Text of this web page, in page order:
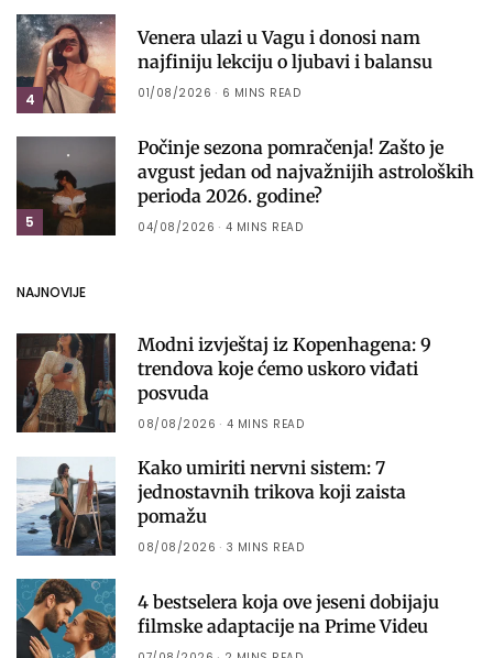
4
Venera ulazi u Vagu i donosi nam
najfiniju lekciju o ljubavi i balansu
01/08/2026 6 MINS READ
5
Počinje sezona pomračenja! Zašto je
avgust jedan od najvažnijih astroloških
perioda 2026. godine?
04/08/2026 4 MINS READ
NAJNOVIJE
Modni izvještaj iz Kopenhagena: 9
trendova koje ćemo uskoro viđati
posvuda
08/08/2026 4 MINS READ
Kako umiriti nervni sistem: 7
jednostavnih trikova koji zaista
pomažu
08/08/2026 3 MINS READ
4 bestselera koja ove jeseni dobijaju
filmske adaptacije na Prime Videu